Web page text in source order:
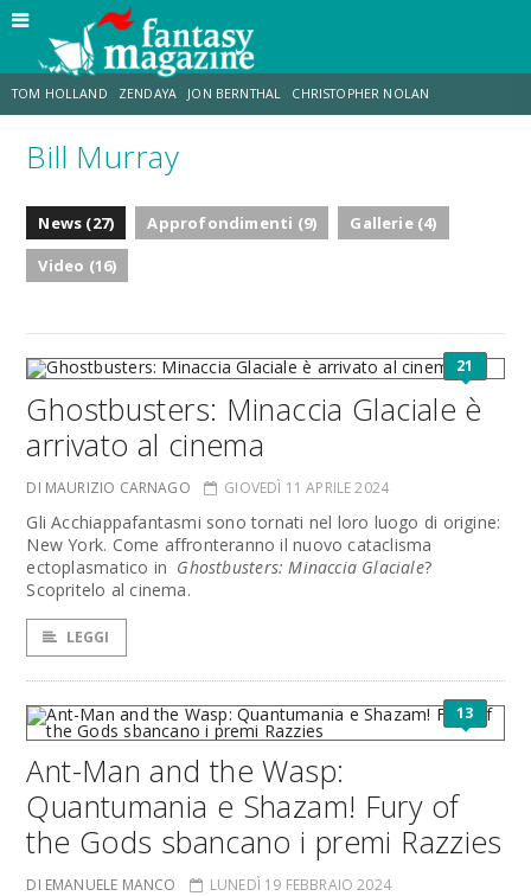
TOM HOLLAND ZENDAYA JON BERNTHAL CHRISTOPHER NOLAN
STRANIMONDI LUCCA COMICS & GAMES
JACOB BATALON ERIK SOMMERS
Bill Murray
News (27) Approfondimenti (9)
Gallerie (4)
Video (16)
21
Ghostbusters: Minaccia Glaciale è
arrivato al cinema
DI MAURIZIO CARNAGO GIOVEDÌ 11 APRILE 2024
Gli Acchiappafantasmi sono tornati nel loro luogo di origine:
New York. Come affronteranno il nuovo cataclisma
ectoplasmatico in Ghostbusters: Minaccia Glaciale?
Scopritelo al cinema.
LEGGI
13
Ant-Man and the Wasp:
Quantumania e Shazam! Fury of
the Gods sbancano i premi Razzies
DI EMANUELE MANCO LUNEDÌ 19 FEBBRAIO 2024